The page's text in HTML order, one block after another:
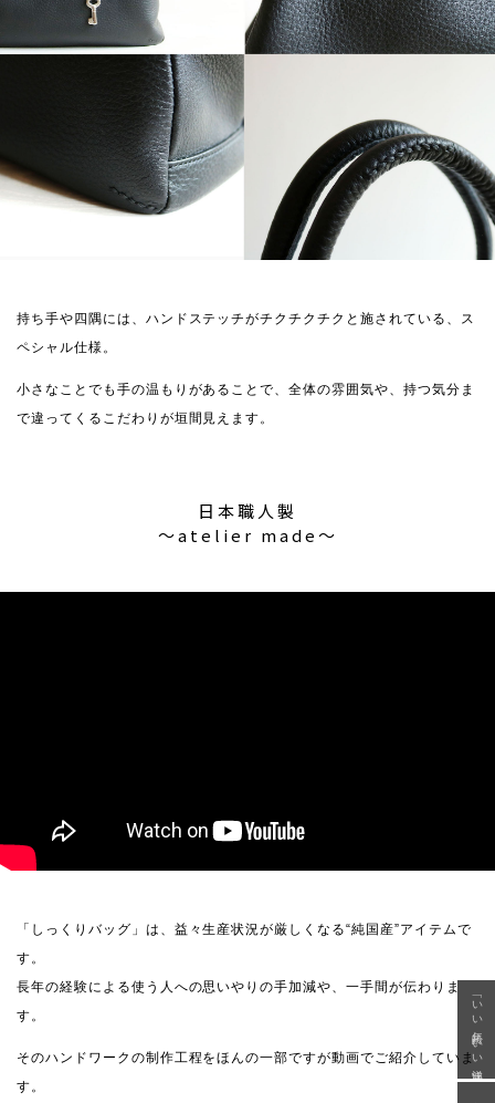
持ち手や四隅には、ハンドステッチがチクチクチクと施されている、ス
ペシャル仕様。
小さなことでも手の温もりがあることで、全体の雰囲気や、持つ気分ま
で違ってくるこだわりが垣間見えます。
日本職人製
〜atelier made〜
「しっくりバッグ」は、益々生産状況が厳しくなる“純国産”アイテムで
す。
長年の経験による使う人への思いやりの手加減や、一手間が伝わりま
す。
そのハンドワークの制作工程をほんの一部ですが動画でご紹介していま
す。
「いい年齢 いい洋服」